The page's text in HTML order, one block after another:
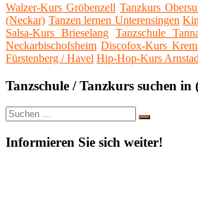
Walzer-Kurs Gröbenzell Tanzkurs
(Neckar) Tanzen lernen Unterensingen
Salsa-Kurs Brieselang Tanzschule
Neckarbischofsheim Discofox-Kurs
Fürstenberg / Havel Hip-Hop-Kurs
Tanzschule / Tanzkurs suchen in
Suche
nach:
Suchen
Informieren Sie sich weiter!